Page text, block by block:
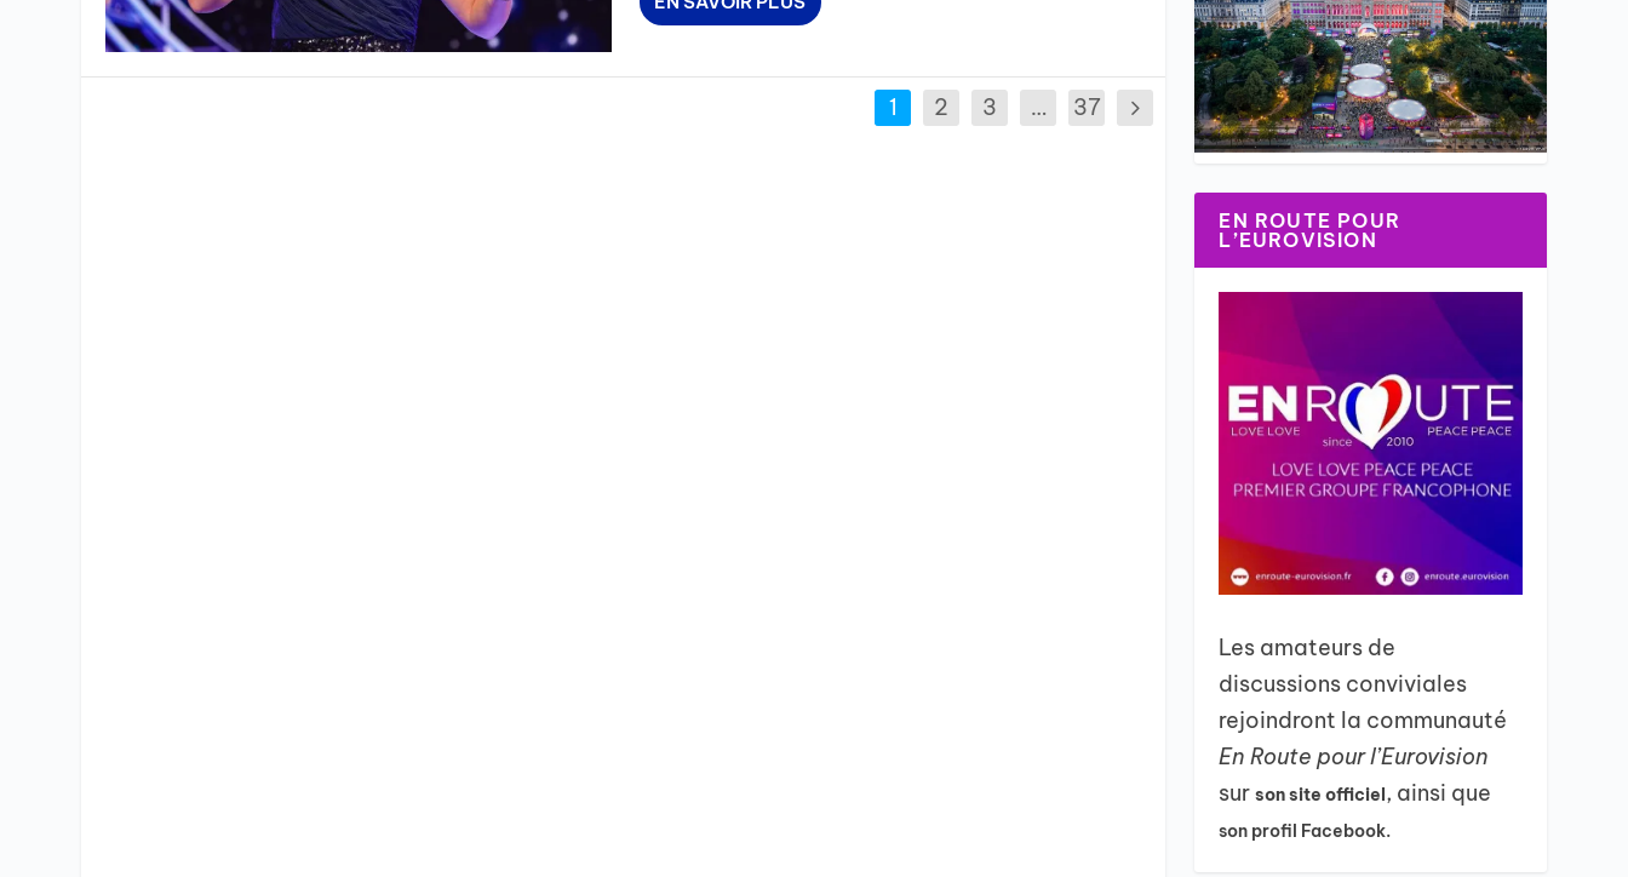
1 2 3 … 37
EN ROUTE POUR
L’EUROVISION
Les amateurs de
discussions conviviales
rejoindront la communauté
En Route pour l’Eurovision
surson site officiel, ainsi que
son profil Facebook.